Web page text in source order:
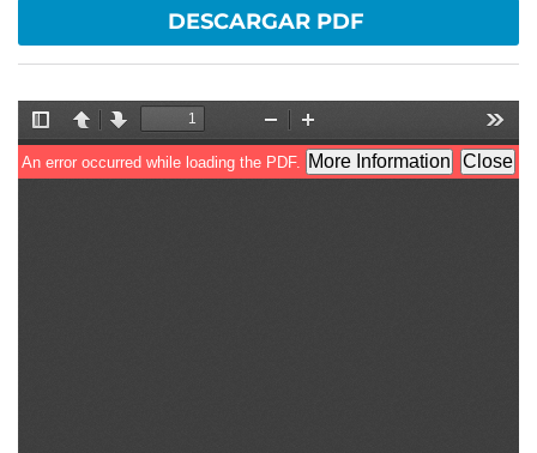
DESCARGAR PDF